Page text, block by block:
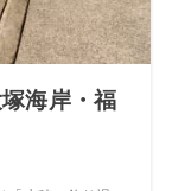
海岸・福